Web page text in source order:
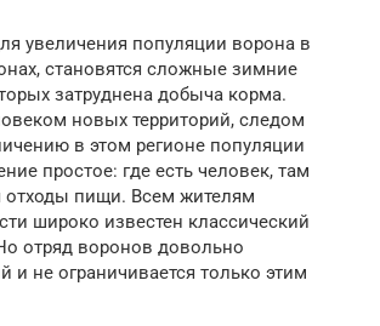
увеличения популяции ворона в
становятся сложные зимние
затруднена добыча корма.
новых территорий, следом
в этом регионе популяции
простое: где есть человек, там
отходы пищи. Всем жителям
широко известен классический
отряд воронов довольно
и не ограничивается только этим